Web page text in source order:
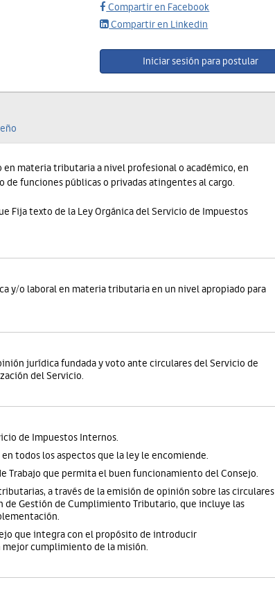
Compartir en Facebook
Compartir en Linkedin
materia tributaria a nivel profesional o académico, en
funciones públicas o privadas atingentes al cargo.
Fija texto de la Ley Orgánica del Servicio de Impuestos
y/o laboral en materia tributaria en un nivel apropiado para
jurídica fundada y voto ante circulares del Servicio de
del Servicio.
de Impuestos Internos.
todos los aspectos que la ley le encomiende.
Trabajo que permita el buen funcionamiento del Consejo.
a través de la emisión de opinión sobre las circulares
de Gestión de Cumplimiento Tributario, que incluye las
que integra con el propósito de introducir
cumplimiento de la misión.